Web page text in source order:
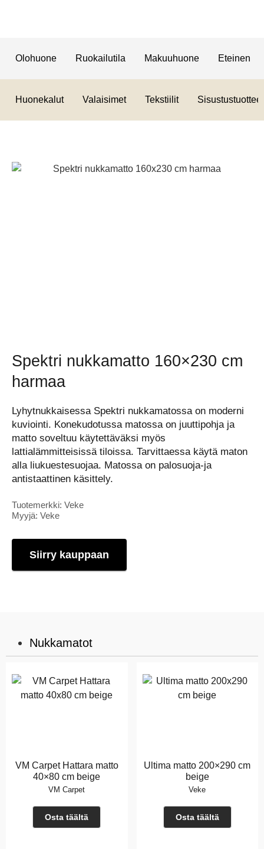
Olohuone Ruokailutila Makuuhuone Eteinen
Huonekalut Valaisimet Tekstiilit Sisustustuotteet
Spektri nukkamatto 160×230 cm
harmaa
Lyhytnukkaisessa Spektri nukkamatossa on moderni
kuviointi. Konekudotussa matossa on juuttipohja ja
matto soveltuu käytettäväksi myös
lattialämmitteisissä tiloissa. Tarvittaessa käytä maton
alla liukuestesuojaa. Matossa on palosuoja-ja
antistaattinen käsittely.
Tuotemerkki: Veke
Myyjä: Veke
Siirry kauppaan
Nukkamatot
VM Carpet Hattara matto
40×80 cm beige
VM Carpet
Osta täältä
Ultima matto 200×290 cm
beige
Veke
Osta täältä